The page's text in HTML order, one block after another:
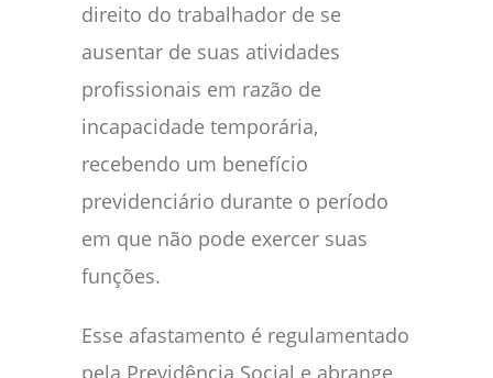
direito do trabalhador de se
ausentar de suas atividades
profissionais em razão de
incapacidade temporária,
recebendo um benefício
previdenciário durante o período
em que não pode exercer suas
funções.
Esse afastamento é regulamentado
pela Previdência Social e abrange